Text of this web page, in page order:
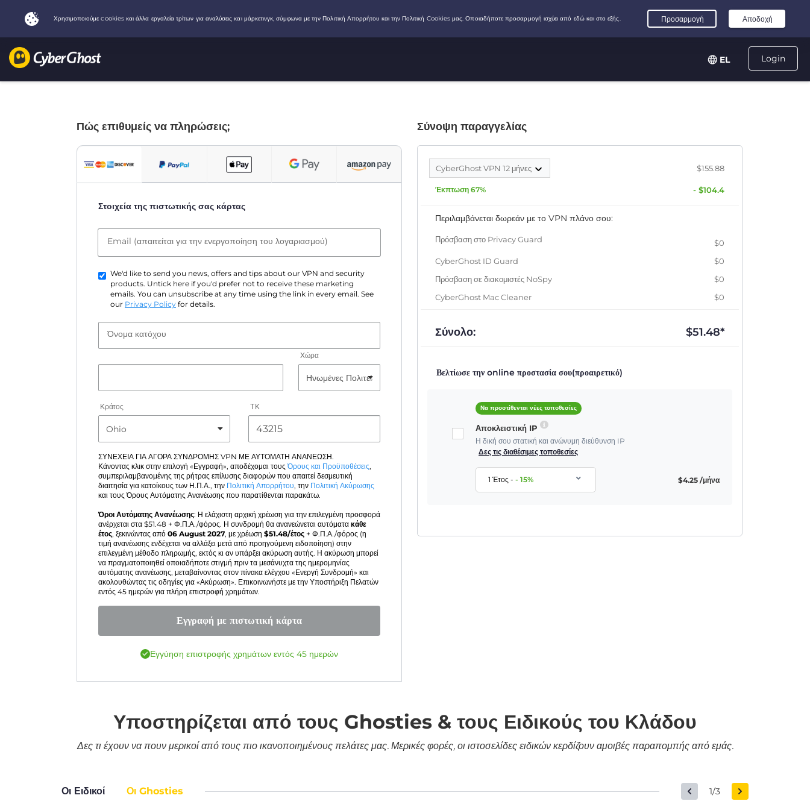
Login
EL
Πώς επιθυμείς να πληρώσεις;
Στοιχεία της πιστωτικής σας κάρτας
Email (απαιτείται για την ενεργοποίηση του λογαριασμού)
We'd like to send you news, offers and tips about our VPN and security
products. Untick here if you'd prefer not to receive these marketing
emails. You can unsubscribe at any time using the link in every email. See
our Privacy Policy for details.
Όνομα κατόχου
Χώρα
Κράτος ΤΚ
ΣΥΝΕΧΕΙΑ ΓΙΑ ΑΓΟΡΑ ΣΥΝΔΡΟΜΗΣ VPN ΜΕ ΑΥΤΟΜΑΤΗ ΑΝΑΝΕΩΣΗ.
Κάνοντας κλικ στην επιλογή «Εγγραφή», αποδέχομαι τουςΌρους και Προϋποθέσεις,
συμπεριλαμβανομένης της ρήτρας επίλυσης διαφορών που απαιτεί δεσμευτική
διαιτησία για κατοίκους των Η.Π.Α., την Πολιτική Απορρήτου, την Πολιτική Ακύρωσης
και τους Όρους Αυτόματης Ανανέωσης που παρατίθενται παρακάτω.
Όροι Αυτόματης Ανανέωσης: Η ελάχιστη αρχική χρέωση για την επιλεγμένη προσφορά
ανέρχεται στα $51.48 + Φ.Π.Α./φόρος. Η συνδρομή θα ανανεώνεται αυτόματα κάθε
έτος, ξεκινώντας από 06 August 2027, με χρέωση $51.48/έτος + Φ.Π.Α./φόρος (η
τιμή ανανέωσης ενδέχεται να αλλάξει μετά από προηγούμενη ειδοποίηση) στην
επιλεγμένη μέθοδο πληρωμής, εκτός κι αν υπάρξει ακύρωση αυτής. Η ακύρωση μπορεί
να πραγματοποιηθεί οποιαδήποτε στιγμή πριν τα μεσάνυχτα της ημερομηνίας
αυτόματης ανανέωσης, μεταβαίνοντας στον πίνακα ελέγχου «Ενεργή Συνδρομή» και
ακολουθώντας τις οδηγίες για «Ακύρωση». Επικοινωνήστε με την Υποστήριξη Πελατών
εντός 45 ημερών για πλήρη επιστροφή χρημάτων.
Εγγραφή με πιστωτική κάρτα
Εγγύηση επιστροφής χρημάτων εντός 45 ημερών
Σύνοψη παραγγελίας
CyberGhost VPN 12 μήνες $155.88
Έκπτωση 67% - $104.4
Περιλαμβάνεται δωρεάν με το VPN πλάνο σου:
Πρόσβαση στο Privacy Guard
$0
CyberGhost ID Guard
$0
Πρόσβαση σε διακομιστές NoSpy
$0
CyberGhost Mac Cleaner
$0
Σύνολο: $51.48*
Βελτίωσε την online προστασία σου(προαιρετικό)
Να προστίθενται νέες τοποθεσίες
Αποκλειστική IP
Η δική σου στατική και ανώνυμη διεύθυνση IP
Δες τις διαθέσιμες τοποθεσίες
1 Έτος--15% $4.25 /μήνα
Υποστηρίζεται από τους Ghosties & τους Ειδικούς του Κλάδου
Δες τι έχουν να πουν μερικοί από τους πιο ικανοποιημένους πελάτες μας. Μερικές φορές, οι ιστοσελίδες ειδικών κερδίζουν αμοιβές παραπομπής από εμάς.
Οι Ειδικοί Οι Ghosties 1/3